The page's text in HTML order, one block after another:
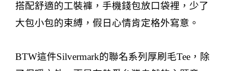
搭配舒適的工裝褲，手機錢包放口袋裡，少了
大包小包的束縛，假日心情肯定格外寫意。
BTW這件Silvermark的聯名系列厚刷毛Tee ，除